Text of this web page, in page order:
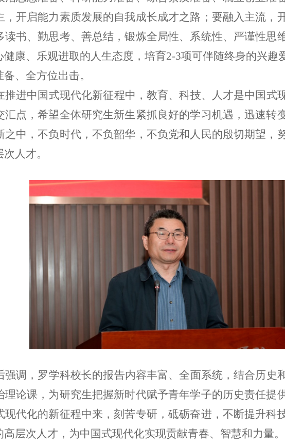
开启能力素质发展的自我成长成才之路；要融入主流，
书、勤思考、善总结，锻炼全局性、系统性、严谨性思
康、乐观进取的人生态度，培育2-3项可伴随终身的兴趣
、全方位出击。
推进中国式现代化新征程中，教育、科技、人才是中国式
汇点，希望全体研究生新生紧抓良好的学习机遇，迅速转
之中，不负时代，不负韶华，不负党和人民的殷切期望，
人才。
强调，罗学科校长的报告内容丰富、全面系统，结合历史
论课，为研究生把握新时代赋予青年学子的历史责任提
代化的新征程中来，刻苦专研，砥砺奋进，不断提升科
层次人才，为中国式现代化实现贡献青春、智慧和力量。